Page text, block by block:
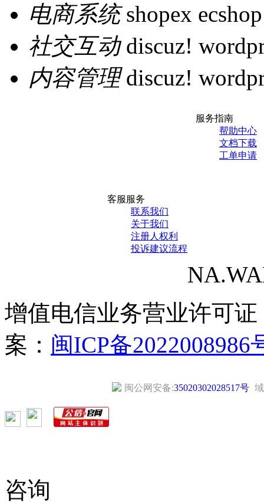
电商系统 shopex ecshop
社交互动 discuz!
内容管理 discuz!
服务指南
帮助中心
文档下载
工单申请
客服服务
联系我们
关于我们
注册人权利
投诉建议流程
增值电信业务营业许可证
案： 闽ICP备2022008986
闽公网安备:35020302028517号
咨询